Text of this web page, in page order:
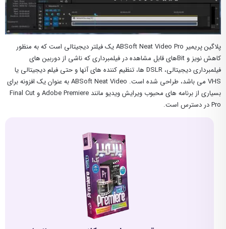
پلاگین پریمیر ABSoft Neat Video Pro یک فیلتر دیجیتالی است که به منظور
کاهش نویز و Bitهای قابل مشاهده در فیلمبرداری که ناشی از دوربین های
فیلمبرداری دیجیتالی، DSLR ها، تنظیم کننده های آنها و حتی فیلم دیجیتالی یا
VHS می باشد، طراحی شده است. ABSoft Neat Video به عنوان یک افزونه برای
بسیاری از برنامه های محبوب ویرایش ویدیو مانند Adobe Premiere و Final Cut
Pro در دسترس است.